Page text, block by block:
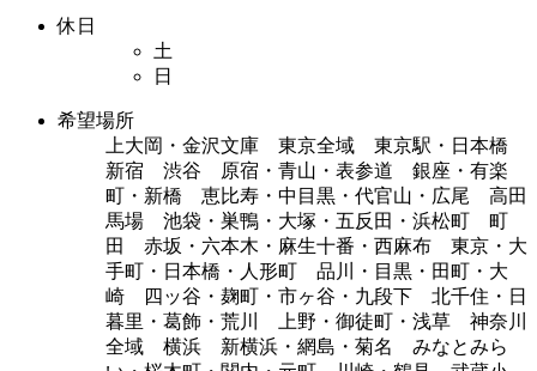
休日
土
日
希望場所
上大岡・金沢文庫 東京全域 東京駅・日本橋
新宿 渋谷 原宿・青山・表参道 銀座・有楽
町・新橋 恵比寿・中目黒・代官山・広尾 高田
馬場 池袋・巣鴨・大塚・五反田・浜松町 町
田 赤坂・六本木・麻生十番・西麻布 東京・大
手町・日本橋・人形町 品川・目黒・田町・大
崎 四ッ谷・麹町・市ヶ谷・九段下 北千住・日
暮里・葛飾・荒川 上野・御徒町・浅草 神奈川
全域 横浜 新横浜・網島・菊名 みなとみら